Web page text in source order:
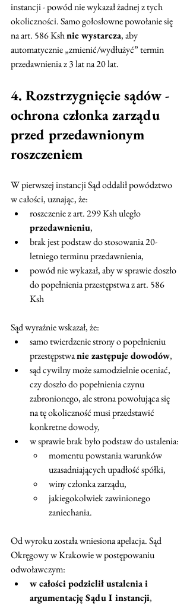
instancji - powód nie wykazał żadnej z tych
okoliczności. Samo gołosłowne powołanie się
na art. 586 Ksh nie wystarcza, aby
automatycznie „zmienić/wydłużyć” termin
przedawnienia z 3 lat na 20 lat.
4. Rozstrzygnięcie sądów -
ochrona członka zarządu
przed przedawnionym
roszczeniem
W pierwszej instancji Sąd oddalił powództwo
w całości, uznając, że:
roszczenie z art. 299 Ksh uległo
przedawnieniu,
brak jest podstaw do stosowania 20-
letniego terminu przedawnienia,
powód nie wykazał, aby w sprawie doszło
do popełnienia przestępstwa z art. 586
Ksh
Sąd wyraźnie wskazał, że:
samo twierdzenie strony o popełnieniu
przestępstwa nie zastępuje dowodów,
sąd cywilny może samodzielnie oceniać,
czy doszło do popełnienia czynu
zabronionego, ale strona powołująca się
na tę okoliczność musi przedstawić
konkretne dowody,
w sprawie brak było podstaw do ustalenia:
momentu powstania warunków
uzasadniających upadłość spółki,
winy członka zarządu,
jakiegokolwiek zawinionego
zaniechania.
Od wyroku została wniesiona apelacja. Sąd
Okręgowy w Krakowie w postępowaniu
odwoławczym:
w całości podzielił ustalenia i
argumentację Sądu I instancji,